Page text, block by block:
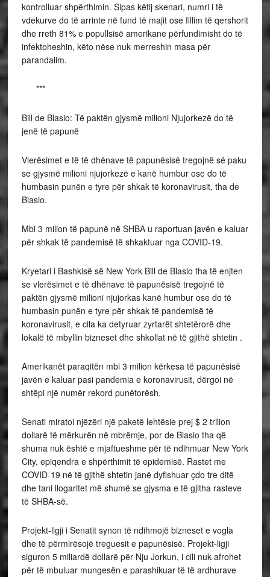
kontrolluar shpërthimin. Sipas këtij skenari, numri i të
vdekurve do të arrinte në fund të majit ose fillim të qershorit
dhe rreth 81% e popullsisë amerikane përfundimisht do të
infektoheshin, këto nëse nuk merreshin masa për
parandalim.
***
Bill de Blasio: Të paktën gjysmë milioni Njujorkezë do të
jenë të papunë
Vlerësimet e të të dhënave të papunësisë tregojnë së paku
se gjysmë milioni njujorkezë e kanë humbur ose do të
humbasin punën e tyre për shkak të koronavirusit, tha de
Blasio.
Mbi 3 milion të papunë në SHBA u raportuan javën e kaluar
për shkak të pandemisë të shkaktuar nga COVID-19.
Kryetari i Bashkisë së New York Bill de Blasio tha të enjten
se vlerësimet e të dhënave të papunësisë tregojnë të
paktën gjysmë milioni njujorkas kanë humbur ose do të
humbasin punën e tyre për shkak të pandemisë të
koronavirusit, e cila ka detyruar zyrtarët shtetërorë dhe
lokalë të mbyllin bizneset dhe shkollat ​​në të gjithë shtetin .
Amerikanët paraqitën mbi 3 milion kërkesa të papunësisë
javën e kaluar pasi pandemia e koronavirusit, dërgoi në
shtëpi një numër rekord punëtorësh.
Senati miratoi njëzëri një paketë lehtësie prej $ 2 trilion
dollarë të mërkurën në mbrëmje, por de Blasio tha që
shuma nuk është e mjaftueshme për të ndihmuar New York
City, epiqendra e shpërthimit të epidemisë. Rastet me
COVID-19 në të gjithë shtetin janë dyfishuar çdo tre ditë
dhe tani llogaritet më shumë se gjysma e të gjitha rasteve
të SHBA-së.
Projekt-ligji i Senatit synon të ndihmojë bizneset e vogla
dhe të përmirësojë treguesit e papunësisë. Projekt-ligji
siguron 5 miliardë dollarë për Nju Jorkun, i cili nuk afrohet
për të mbuluar mungesën e parashikuar të të ardhurave